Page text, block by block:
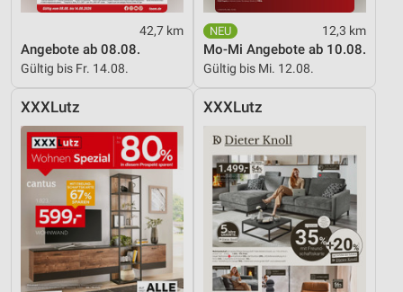
42,7 km
Angebote ab 08.08.
Gültig bis Fr. 14.08.
12,3 km
Mo-Mi Angebote ab 10.08.
Gültig bis Mi. 12.08.
XXXLutz XXXLutz